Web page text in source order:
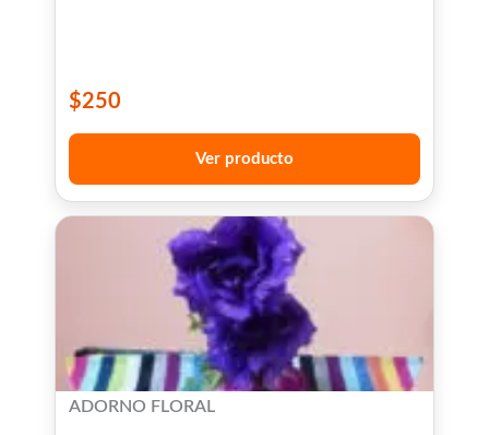
$250
Ver producto
ADORNO FLORAL